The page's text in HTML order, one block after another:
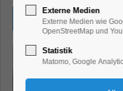
Eintritt frei
Externe Medien
Externe Medien wie
OpenStreetMap und
Statistik
Matomo, Google